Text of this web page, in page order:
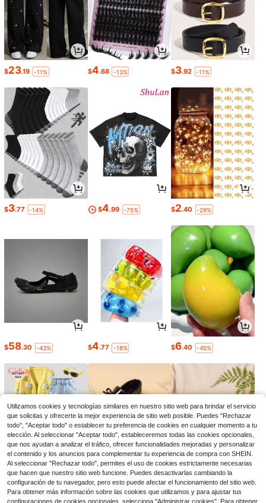
$23.19 -11% $4.68 -13% $3.92 -11%
$3.77 -14% $4.99 -75% $2.40 -29%
$58.30 -43% $4.77 -18% $6.40 -45%
$18.52 -21% $12.18 -17% $5.87 -20%
Utilizamos cookies y tecnologías similares en nuestro sitio web para brindar el servicio
que solicitas y ofrecerte la mejor experiencia de sitio web posible. Puedes "Rechazar
todo", "Aceptar todo" o establecer tu preferencia de cookies en cualquier momento a tu
elección. Al seleccionar "Aceptar todo", estableceremos todas las cookies opcionales,
que nos ayudan a analizar el tráfico, ofrecer funcionalidades mejoradas y personalizar
el contenido y los anuncios para complementar tu experiencia de compra con SHEIN.
Al seleccionar "Rechazar todo", permites el uso de cookies estrictamente necesarias
que hacen que nuestro sitio web funcione. Puedes desactivarlas cambiando la
configuración de tu navegador, pero esto puede afectar el funcionamiento del sitio web.
Para obtener más información sobre las cookies que utilizamos y para ajustar tus
configuraciones de cookies opcionales, selecciona "Administrar cookies". Para obtener